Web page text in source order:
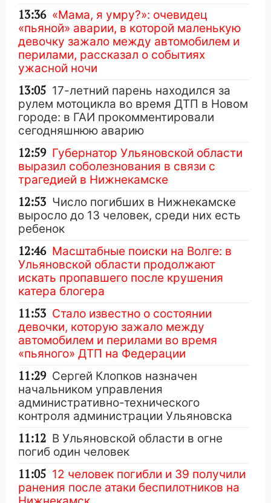
13:36 «Мама, я умру?»: очевидец
«пьяной» аварии, в которой маленькую
девочку зажало между автомобилем и
перилами, рассказал о событиях
ужасной ночи
13:05 17-летний парень находился за
рулем мотоцикла во время ДТП в Новом
городе: в ГАИ прокомментировали
сегодняшнюю аварию
12:59 Губернатор Ульяновской области
выразил соболезнования в связи с
трагедией в Нижнекамске
12:53 Число погибших в Нижнекамске
выросло до 13 человек, среди них есть
ребенок
12:46 Масштабные поиски на Волге: в
Ульяновской области продолжают
искать пропавшего после крушения
катера блогера
11:53 Стало известно о состоянии
девочки, которую зажало между
автомобилем и перилами во время
«пьяного» ДТП на Федерации
11:29 Сергей Клопков назначен
начальником управления
административно-технического
контроля администрации Ульяновска
11:12 В Ульяновской области в огне
погиб один человек
11:05 12 человек погибли и 39 получили
ранения после атаки беспилотников на